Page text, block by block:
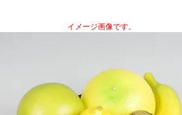
イメージ画像です。